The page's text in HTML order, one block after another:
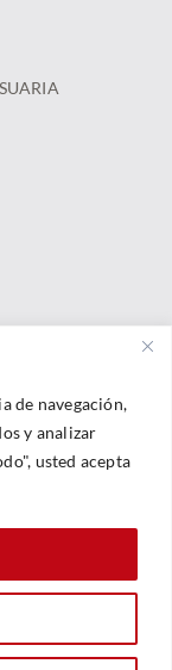
de navegación,
y analizar
usted acepta
Cookies